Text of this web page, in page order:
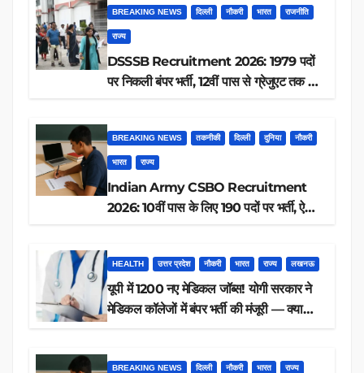
BREAKING NEWS दिल्ली नौकरी भारत राजनीति
राज्य
DSSSB Recruitment 2026: 1979 पदों
पर निकली बंपर भर्ती, 12वीं पास से ग्रेजुएट तक करें
BREAKING NEWS तकनीकी दिल्ली दुनिया नौकरी
भारत राज्य
Indian Army CSBO Recruitment
2026: 10वीं पास के लिए 190 पदों पर भर्ती, ऐसे
HEALTH उत्तर प्रदेश नौकरी भारत राज्य लखनऊ
यूपी में 1200 नए मेडिकल जॉब्स! योगी सरकार ने
मेडिकल कॉलेजों में बंपर भर्ती की मंजूरी — क्या
BREAKING NEWS दिल्ली नौकरी भारत राज्य